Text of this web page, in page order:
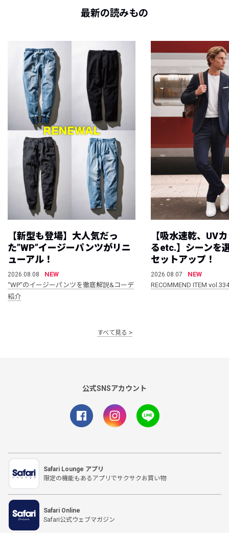
最新の読みもの
【新型も登場】大人気だっ
た”WP”イージーパンツがリニ
ューアル！
2026.08.08
NEW
“WP”のイージーパンツを徹底解説&コーデ
紹介
【吸水速乾、UV
るetc.】シーンを
セットアップ！
2026.08.07
NEW
RECOMMEND ITEM vol.334
すべて見る
公式SNSアカウント
Safari Lounge アプリ
限定の機能もあるアプリでサクサクお買い物
Safari Online
Safari公式ウェブマガジン